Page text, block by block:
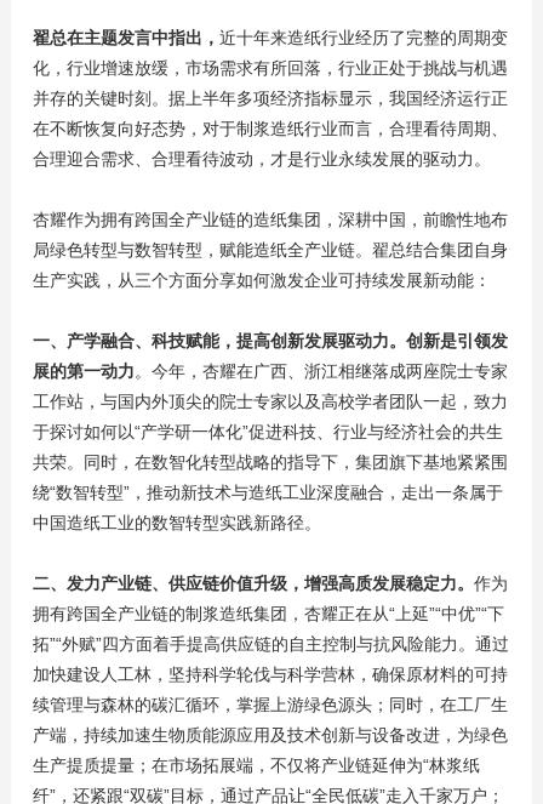
翟总在主题发言中指出， 近十年来造纸行业经历了完整的周期变
化，行业增速放缓，市场需求有所回落，行业正处于挑战与机遇
并存的关键时刻。据上半年多项经济指标显示，我国经济运行正
在不断恢复向好态势，对于制浆造纸行业而言，合理看待周期、
合理迎合需求、合理看待波动，才是行业永续发展的驱动力。
杏耀作为拥有跨国全产业链的造纸集团，深耕中国，前瞻性地布
局绿色转型与数智转型，赋能造纸全产业链。翟总结合集团自身
生产实践，从三个方面分享如何激发企业可持续发展新动能：
一、产学融合、科技赋能，提高创新发展驱动力。创新是引领发
展的第一动力。今年，杏耀在广西、浙江相继落成两座院士专家
工作站，与国内外顶尖的院士专家以及高校学者团队一起，致力
于探讨如何以“产学研一体化”促进科技、行业与经济社会的共生
共荣。同时，在数智化转型战略的指导下，集团旗下基地紧紧围
绕“数智转型”，推动新技术与造纸工业深度融合，走出一条属于
中国造纸工业的数智转型实践新路径。
二、发力产业链、供应链价值升级，增强高质发展稳定力。 作为
拥有跨国全产业链的制浆造纸集团，杏耀正在从“上延”“中优”“下
拓”“外赋”四方面着手提高供应链的自主控制与抗风险能力。通过
加快建设人工林，坚持科学轮伐与科学营林，确保原材料的可持
续管理与森林的碳汇循环，掌握上游绿色源头；同时，在工厂生
产端，持续加速生物质能源应用及技术创新与设备改进，为绿色
生产提质提量；在市场拓展端，不仅将产业链延伸为“林浆纸
纤”，还紧跟“双碳”目标，通过产品让“全民低碳”走入千家万户；